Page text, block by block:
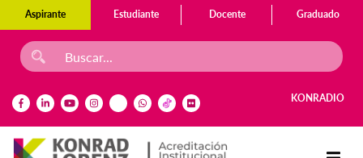
Aspirante Estudiante Docente Graduado
KONRADIO